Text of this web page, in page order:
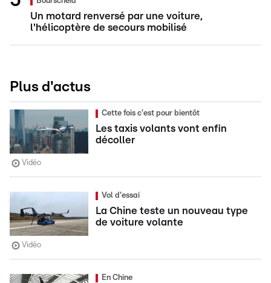
Un motard renversé par une voiture,
l'hélicoptère de secours mobilisé
Plus d'actus
Cette fois c'est pour bientôt
Les taxis volants vont enfin
décoller
Vidéo
Vol d'essai
La Chine teste un nouveau type
de voiture volante
Vidéo
En Chine